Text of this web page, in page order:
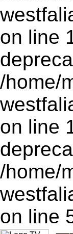
on line
/home/
on line
/home/
on line